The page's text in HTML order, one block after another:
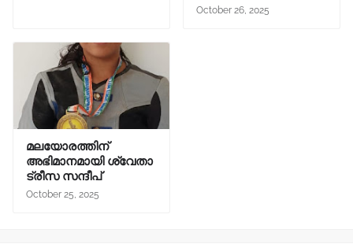
October 26, 2025
മലയോരത്തിന്
അഭിമാനമായി ശ്വേതാ
ട്രീസ സന്ദീപ്
October 25, 2025